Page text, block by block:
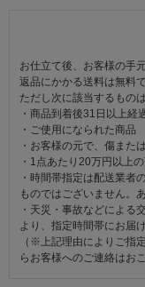
お仕立て後、お客様の手
返品にかかる送料は無料で
ただし次に該当するもの
・商品到着後31日以上経
・ご使用になられた商品
・お客様の元で、傷また
・1点あたり20万円以上
・時間帯指定は配送業者
ものではございません。
・天災・事故などによる
より、指定時間帯にお届
（※上記理由によりご指
らお客様へのご連絡はお